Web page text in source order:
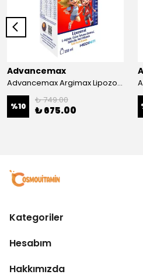
Advancemax
Advancemax Argimax Lipozomal Sıvı 150 ml 8684375607587
%10
₺ 749.00
₺ 675.00
Kategoriler
Hesabım
Hakkımızda